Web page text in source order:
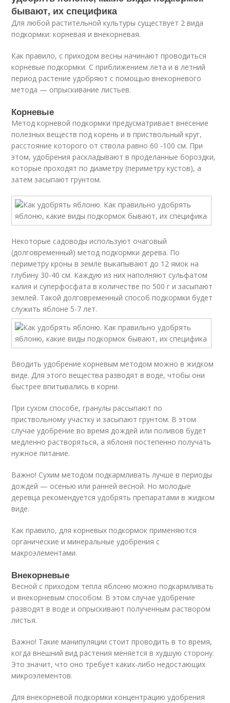
бывают, их специфика
Для любой растительной культуры существует 2 вида
подкормки: корневая и внекорневая.
Как правило, с приходом весны начинают проводиться
корневые подкормки. С приближением лета и в летний
период растение удобряют с помощью внекорневого
метода — опрыскивание листьев.
Корневые
Метод корневой подкормки предусматривает внесение
полезных веществ под корень и в приствольный круг,
расстояние которого от ствола равно 60 -100 см. При
этом, удобрения раскладывают в проделанные бороздки,
которые проходят по диаметру (периметру кустов), а
затем засыпают грунтом.
Некоторые садоводы используют очаговый
(долговременный) метод подкормки дерева. По
периметру кроны в земле выкапывают до 12 ямок на
глубину 30-40 см. Каждую из них наполняют сульфатом
калия и суперфосфата в количестве по 500 г и засыпают
землей. Такой долговременный способ подкормки будет
служить яблоне 5-7 лет.
Вводить удобрение корневым методом можно в жидком
виде. Для этого вещества разводят в воде, чтобы они
быстрее впитывались в корни.
При сухом способе, гранулы рассыпают по
приствольному участку и засыпают грунтом. В этом
случае удобрение во время дождей или поливов будет
медленно растворяться, а яблоня постепенно получать
нужное питание.
Важно! Сухим методом подкармливать лучше в периоды
дождей — осенью или ранней весной. Но молодые
деревца рекомендуется удобрять препаратами в жидком
виде.
Как правило, для корневых подкормок применяются
органические и минеральные удобрения с
макроэлементами.
Внекорневые
Весной с приходом тепла яблоню можно подкармливать
и внекорневым способом. В этом случае удобрение
разводят в воде и опрыскивают полученным раствором
листья.
Важно! Такие манипуляции стоит проводить в то время,
когда внешний вид растения меняется в худшую сторону.
Это значит, что оно требует каких-либо недостающих
микроэлементов.
Для внекорневой подкормки концентрацию удобрения